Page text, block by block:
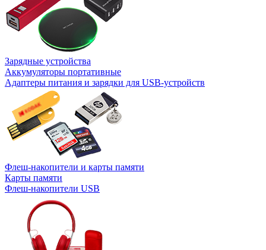
Зарядные устройства
Аккумуляторы портативные
Адаптеры питания и зарядки для USB-устройств
Флеш-накопители и карты памяти
Карты памяти
Флеш-накопители USB